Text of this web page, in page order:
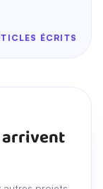
ÉCRITS
arrivent